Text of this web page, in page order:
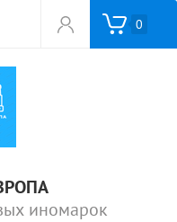
0
иномарок